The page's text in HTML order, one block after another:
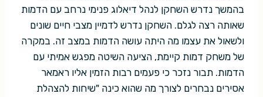
בהמשך נדרש השחקן לנהל דיאלוג פנימי נרחב עם הדמות
שאותה רצה לגלם. השחקן נדרש לדמיין מצבי חיים שונים
ולשאול את עצמו מה היתה עושה הדמות במצב זה. במקרה
של משחק דמות קיימת, הציעה השיטה מפגש אמיתי עם
הדמות. תבור נזכר כי פעמים רבות הזמין אליו ראמאר
אסירים נבחרים לצורך מה שהוא כינה "שיחות להצהלת